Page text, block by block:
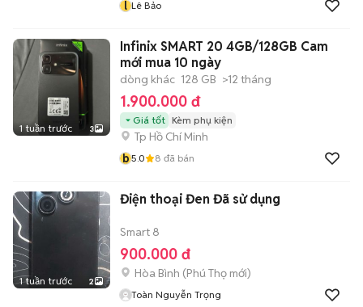
l Lê Bảo
1 tuần trước 3
Infinix SMART 20 4GB/128GB Cam
mới mua 10 ngày
dòng khác 128 GB >12 tháng
1.900.000 đ
Giá tốt Kèm phụ kiện
Tp Hồ Chí Minh
b5.0 8 đã bán
1 tuần trước 2
Điện thoại Đen Đã sử dụng
Smart 8
900.000 đ
Hòa Bình (Phú Thọ mới)
Toàn Nguyễn Trọng